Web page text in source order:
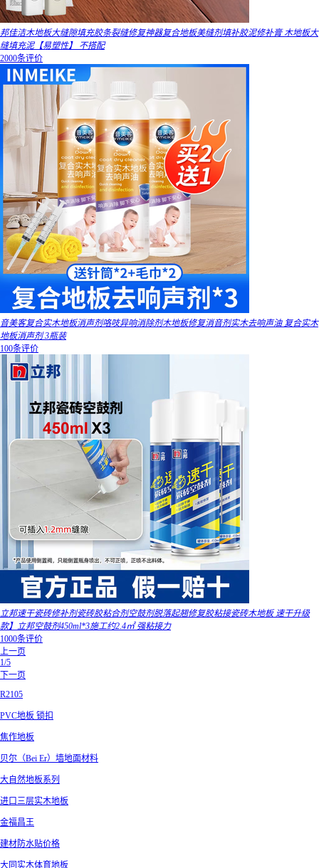
邦佳洁木地板大缝隙填充胶条裂缝修复神器复合地板美缝剂填补胶泥修补膏 木地板大
缝填充泥【易塑性】 不搭配
2000条评价
音美客复合实木地板消声剂咯吱异响消除剂木地板修复消音剂实木去响声油 复合实木
地板消声剂 3瓶装
100条评价
立邦速干瓷砖修补剂瓷砖胶粘合剂空鼓剂脱落起翘修复胶粘接瓷砖木地板 速干升级
款】立邦空鼓剂450ml*3施工约2.4㎡ 强粘接力
1000条评价
上一页
1/5
下一页
R2105
PVC地板 锁扣
焦作地板
贝尔（Bei Er）墙地面材料
大自然地板系列
进口三层实木地板
金福昌王
建材防水贴价格
大同实木体育地板